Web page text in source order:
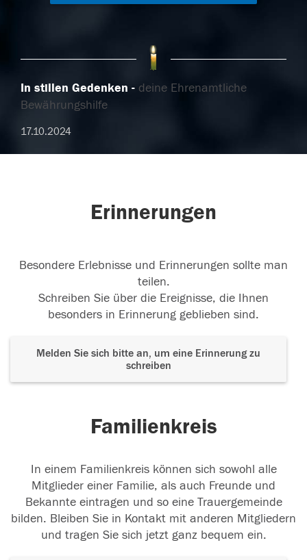
In stillen Gedenken
deine Ehrenamtliche
Bewährungshilfe
17.10.2024
Erinnerungen
Besondere Erlebnisse und Erinnerungen sollte man
teilen.
Schreiben Sie über die Ereignisse, die Ihnen
besonders in Erinnerung geblieben sind.
Melden Sie sich bitte an, um eine Erinnerung zu
schreiben
Familienkreis
In einem Familienkreis können sich sowohl alle
Mitglieder einer Familie, als auch Freunde und
Bekannte eintragen und so eine Trauergemeinde
bilden. Bleiben Sie in Kontakt mit anderen Mitgliedern
und tragen Sie sich jetzt ganz bequem ein.